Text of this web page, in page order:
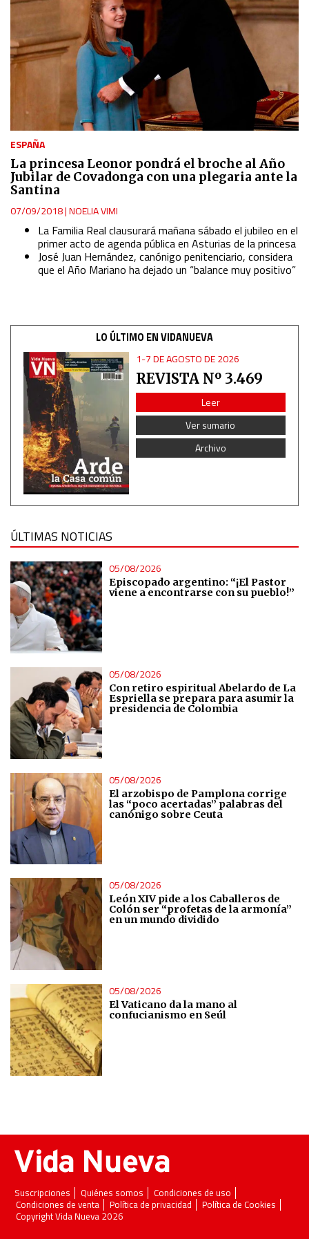
ESPAÑA
La princesa Leonor pondrá el broche al Año
Jubilar de Covadonga con una plegaria ante la
Santina
07/09/2018|NOELIA VIMI
La Familia Real clausurará mañana sábado el jubileo en el
primer acto de agenda pública en Asturias de la princesa
José Juan Hernández, canónigo penitenciario, considera
que el Año Mariano ha dejado un “balance muy positivo”
LO ÚLTIMO EN VIDANUEVA
1-7 DE AGOSTO DE 2026
REVISTA Nº 3.469
Leer
Ver sumario
Archivo
ÚLTIMAS NOTICIAS
05/08/2026
Episcopado argentino: “¡El Pastor
viene a encontrarse con su pueblo!”
05/08/2026
Con retiro espiritual Abelardo de La
Espriella se prepara para asumir la
presidencia de Colombia
05/08/2026
El arzobispo de Pamplona corrige
las “poco acertadas” palabras del
canónigo sobre Ceuta
05/08/2026
León XIV pide a los Caballeros de
Colón ser “profetas de la armonía”
en un mundo dividido
05/08/2026
El Vaticano da la mano al
confucianismo en Seúl
Suscripciones Quiénes somos
Condiciones de uso
Condiciones de venta
Política de privacidad
Política de Cookies
Copyright Vida Nueva 2026
Use profiles to select personalised content
Measure advertising performance
Measure content performance
Understand audiences through statistics or combinations
of data from different sources
Develop and improve services
Use limited data to select content
IAB Special Features:
Identify devices based on information actively requested
Non-IAB processing purposes:
Essential
Analytical
Functional
Advertising